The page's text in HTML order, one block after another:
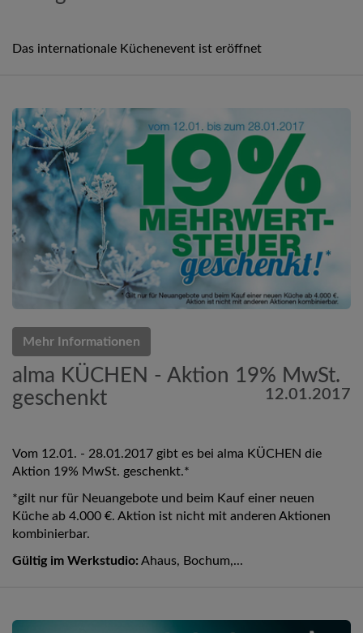
Das internationale Küchenevent ist eröffnet
Mehr Informationen
alma KÜCHEN - Aktion 19% MwSt.
geschenkt
12.01.2017
Vom 12.01. - 28.01.2017 gibt es bei alma KÜCHEN die
Aktion 19% MwSt. geschenkt.*
*gilt nur für Neuangebote und beim Kauf einer neuen
Küche ab 4.000 €. Aktion ist nicht mit anderen Aktionen
kombinierbar.
Gültig im Werkstudio: Ahaus, Bochum,...